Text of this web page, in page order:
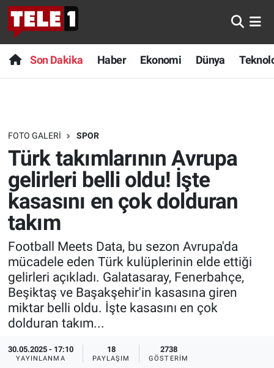
Son Dakika Haber Ekonomi Dünya
FOTO GALERI SPOR
Türk takımlarının Avrupa
gelirleri belli oldu! İşte
kasasını en çok dolduran
takım
Football Meets Data, bu sezon Avrupa'da
mücadele eden Türk kulüplerinin elde ettiği
gelirleri açıkladı. Galatasaray, Fenerbahçe,
Beşiktaş ve Başakşehir'in kasasına giren
miktar belli oldu. İşte kasasını en çok
dolduran takım...
30.05.2025 - 17:10
YAYINLANMA
18
PAYLAŞIM
2738
GÖSTERIM
Anında Manşet
Başka Sohbetler
Bilim turu
Bilim ve Teknoloji Evreni
Doğa Konuşuyor
Ege Saati
Ege'den Esintiler
Eğitim
Eğlence
Son Dakika
Haber
Dünya
Teknoloji
Sağlık
Yayın Akışı
İletişim
Nöbetçi Eczaneler
Hava Durumu
Trafik Durumu
Süper Lig Puan Durumu ve Fikstür
Tüm Manşetler
Haber Arşivi